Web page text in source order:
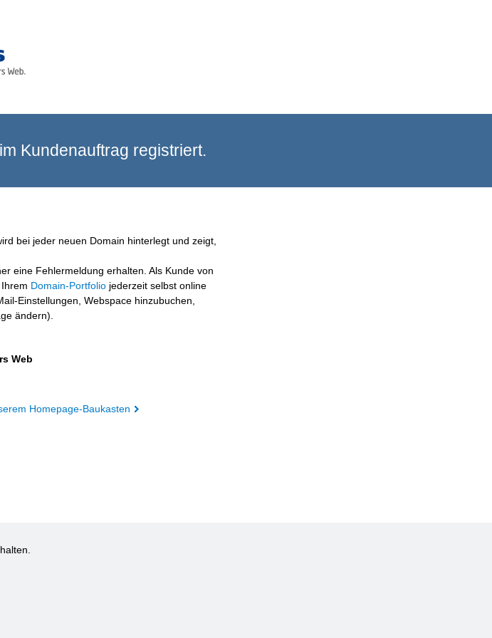
Kundenauftrag registriert.
bei jeder neuen Domain hinterlegt und zeigt,
eine Fehlermeldung erhalten. Als Kunde von
Domain-Portfolio jederzeit selbst online
Einstellungen, Webspace hinzubuchen,
ändern).
Web
Homepage-Baukasten